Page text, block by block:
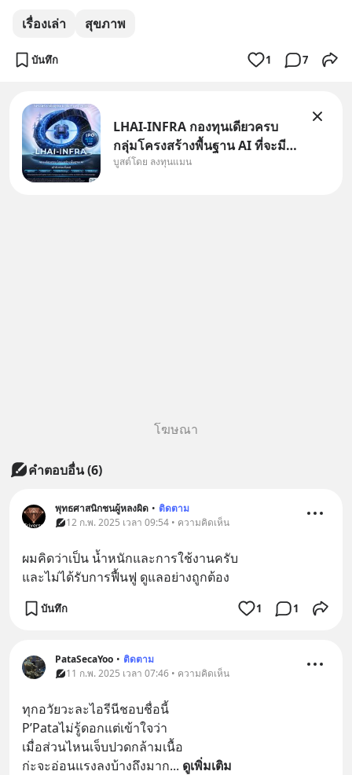
เรื่องเล่า
สุขภาพ
บันทึก 1 7
LHAI-INFRA กองทุนเดียวครบ
กลุ่มโครงสร้างพื้นฐาน AI ที่จะมี
งบลงทุนครั้งใหญ่ในประวัติศาสตร์
บูสต์โดย ลงทุนแมน
โฆษณา
คำตอบอื่น(6)
พุทธศาสนิกชนผู้หลงผิด • ติดตาม
12 ก.พ. 2025 เวลา 09:54 • ความคิดเห็น
ผมคิดว่าเป็น น้ำหนักและการใช้งานครับ
และไม่ได้รับการฟื้นฟู ดูแลอย่างถูกต้อง
บันทึก 1 1
PataSecaYoo • ติดตาม
11 ก.พ. 2025 เวลา 07:46 • ความคิดเห็น
ทุกอวัยวะละไอรีนีชอบชื่อนี้
P’Pataไม่รู้ดอกแต่เข้าใจว่า
เมื่อส่วนไหนเจ็บปวดกล้ามเนื้อ
ก่ะจะอ่อนแรงลงบ้างถึงมาก... ดูเพิ่มเติม